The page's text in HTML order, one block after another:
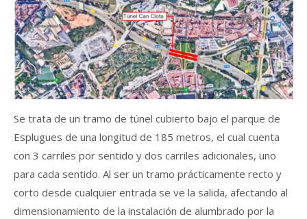
Se trata de un tramo de túnel cubierto bajo el parque de
Esplugues de una longitud de 185 metros, el cual cuenta
con 3 carriles por sentido y dos carriles adicionales, uno
para cada sentido. Al ser un tramo prácticamente recto y
corto desde cualquier entrada se ve la salida, afectando al
dimensionamiento de la instalación de alumbrado por la